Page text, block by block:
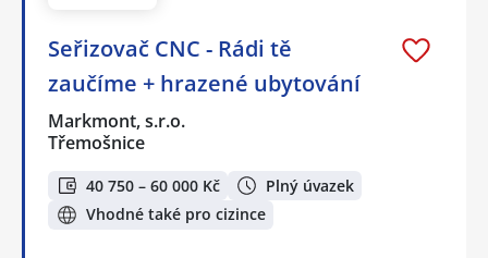
Seřizovač CNC - Rádi tě
zaučíme + hrazené ubytování
Markmont, s.r.o.
Třemošnice
40 750 – 60 000 Kč
Plný úvazek
Vhodné také pro cizince